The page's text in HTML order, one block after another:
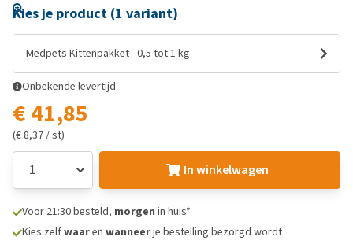
Kies je product (1 variant)
Medpets Kittenpakket - 0,5 tot 1 kg
Onbekende levertijd
€ 41,85
(€ 8,37 / st)
In winkelwagen
Voor 21:30 besteld, morgen in huis*
Kies zelfwaaren wanneerje bestelling bezorgd wordt